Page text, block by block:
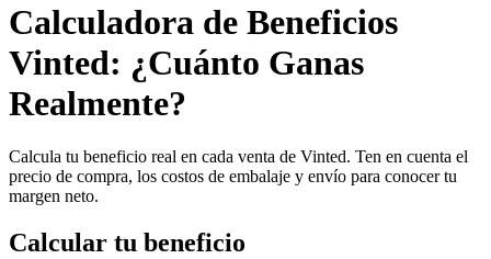
Calculadora de Beneficios
Vinted: ¿Cuánto Ganas
Realmente?
Calcula tu beneficio real en cada venta de Vinted. Ten en cuenta el
precio de compra, los costos de embalaje y envío para conocer tu
margen neto.
Calcular tu beneficio